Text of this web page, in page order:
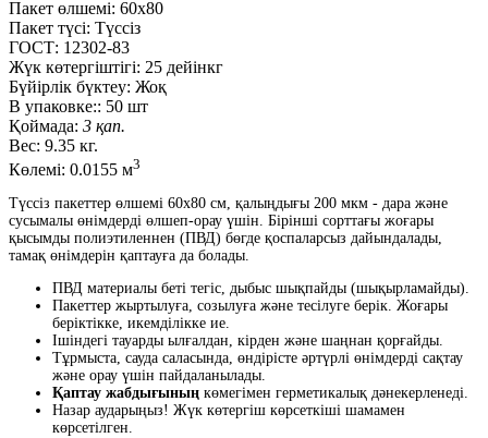
Пакет өлшемі: 60x80
Пакет түсі: Түссіз
ГОСТ: 12302-83
Жүк көтергіштігі: 25 дейінкг
Бүйірлік бүктеу: Жоқ
В упаковке:: 50 шт
Қоймада: 3 қап.
Вес: 9.35 кг.
Көлемі: 0.0155 м3
Түссіз пакеттер өлшемі 60x80 см, қалыңдығы 200 мкм - дара және
сусымалы өнімдерді өлшеп-орау үшін. Бірінші сорттағы жоғары
қысымды полиэтиленнен (ПВД) бөгде қоспаларсыз дайындалады,
тамақ өнімдерін қаптауға да болады.
ПВД материалы беті тегіс, дыбыс шықпайды (шықырламайды).
Пакеттер жыртылуға, созылуға және тесілуге берік. Жоғары
беріктікке, икемділікке ие.
Ішіндегі тауарды ылғалдан, кірден және шаңнан қорғайды.
Тұрмыста, сауда саласында, өндірісте әртүрлі өнімдерді сақтау
және орау үшін пайдаланылады.
Қаптау жабдығының көмегімен герметикалық дәнекерленеді.
Назар аударыңыз! Жүк көтергіш көрсеткіші шамамен
көрсетілген.